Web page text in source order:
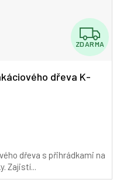
Z
D
ZDARMA
dřeva K-
dřeva s přihrádkami na
Zajistí...